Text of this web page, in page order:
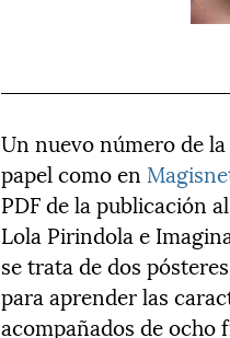
Un nuevo número de
papel como en
PDF de la publicación
Lola Pirindola e
se trata de dos
para aprender las
acompañados de ocho